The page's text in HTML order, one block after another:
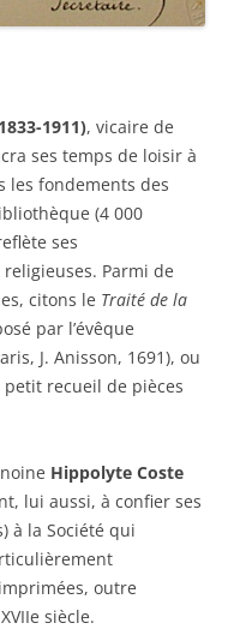
1911), vicaire de
ses temps de loisir à
les fondements des
(4 000
ses
Parmi de
citons le Traité de la
par l’évêque
J. Anisson, 1691), ou
petit recueil de pièces
Hippolyte Coste
lui aussi, à confier ses
à la Société qui
outre
siècle.